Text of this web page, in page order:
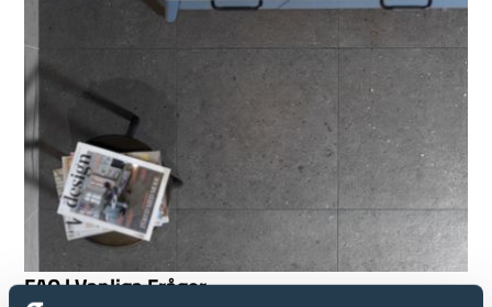
FAQ | Vanliga Frågor